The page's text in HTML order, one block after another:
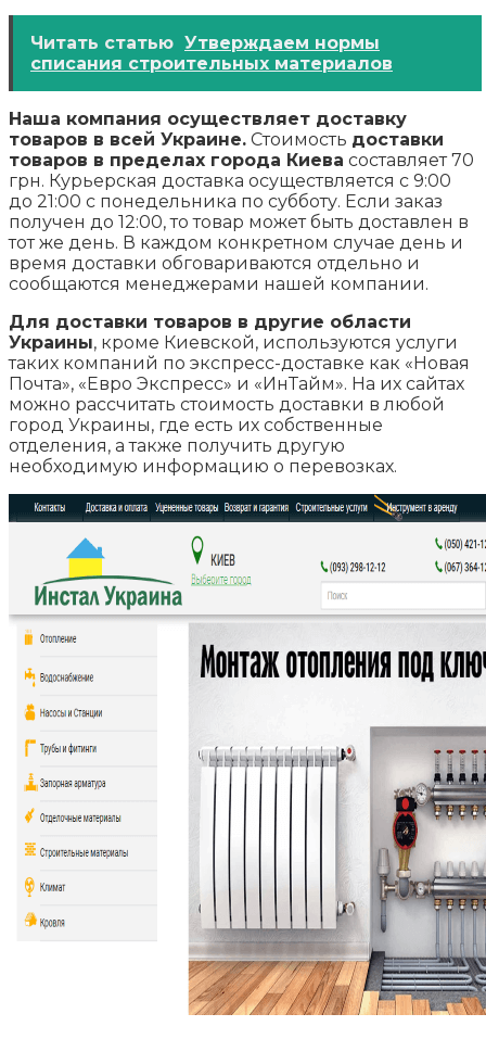
Читать статью Утверждаем нормы
списания строительных материалов
Наша компания осуществляет доставку
товаров в всей Украине. Стоимость доставки
товаров в пределах города Киева составляет 70
грн. Курьерская доставка осуществляется с 9:00
до 21:00 с понедельника по субботу. Если заказ
получен до 12:00, то товар может быть доставлен в
тот же день. В каждом конкретном случае день и
время доставки обговариваются отдельно и
сообщаются менеджерами нашей компании.
Для доставки товаров в другие области
Украины, кроме Киевской, используются услуги
таких компаний по экспресс-доставке как «Новая
Почта», «Евро Экспресс» и «ИнТайм». На их сайтах
можно рассчитать стоимость доставки в любой
город Украины, где есть их собственные
отделения, а также получить другую
необходимую информацию о перевозках.